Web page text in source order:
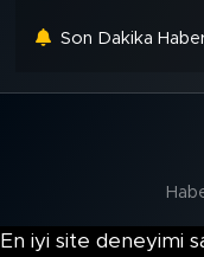
Son Dakika
En iyi site deneyimi